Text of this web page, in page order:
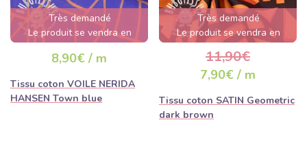
Très demandé
Le produit se vendra en
quelques heures
8,90€ / m
Tissu coton VOILE NERIDA
HANSEN Town blue
Très demandé
Le produit se vendra en
quelques heures
11,90€
7,90€ / m
Tissu coton SATIN Geometric
dark brown